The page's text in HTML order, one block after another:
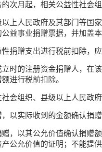
次月起，相关公益性社会
上人民政府及其部门等国
益事业捐赠票据，并加盖
捐赠支出进行税前扣除，
时的注册资金捐赠人，在
进行税前扣除。
会组织、县级以上人民政
，以实际收到的金额确认捐
赠，以其公允价值确认捐
公允价值的证明；不能提